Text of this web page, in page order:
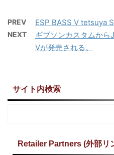
PREV ESP BASS V tetsuya
NEXT
ギブソンカスタムか
Vが発売される。
サイト内検索
Retailer Partners (外部リ